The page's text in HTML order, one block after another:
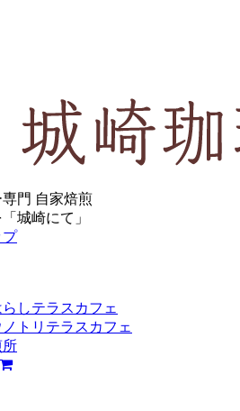
門 自家焙煎
城崎にて」
しテラスカフェ
トリテラスカフェ
所